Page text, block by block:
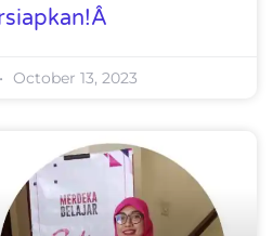
October 13, 2023